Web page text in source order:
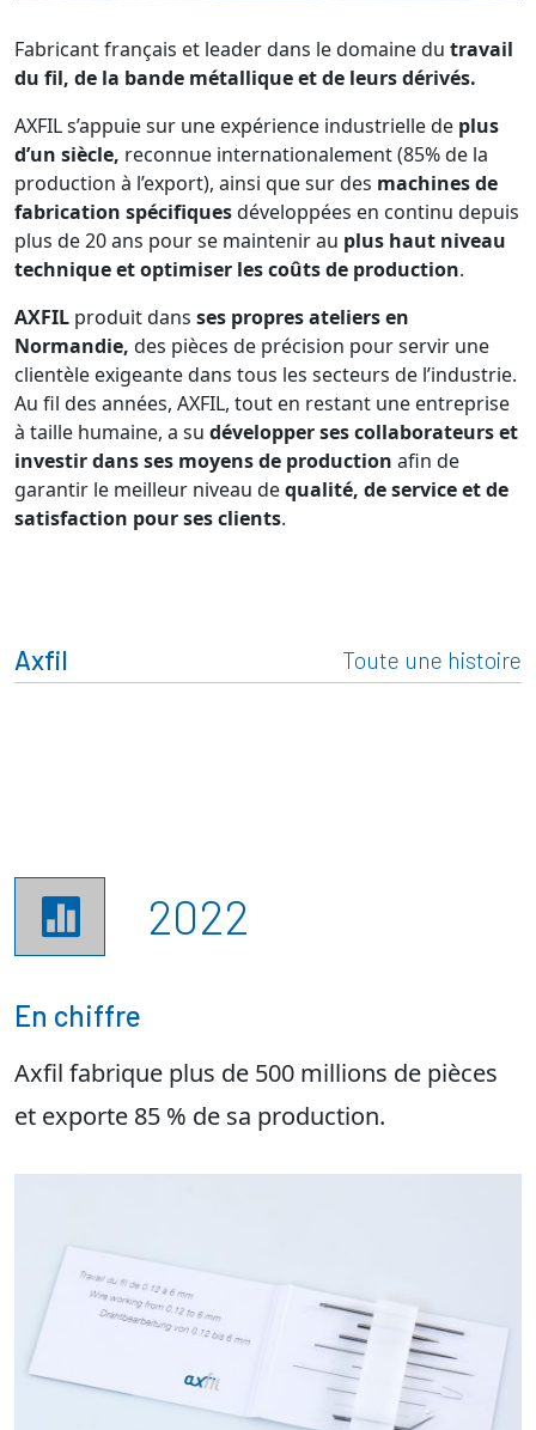
Fabricant français et leader dans le domaine du travail
du fil, de la bande métallique et de leurs dérivés.
AXFIL s’appuie sur une expérience industrielle de plus
d’un siècle, reconnue internationalement (85% de la
production à l’export), ainsi que sur des machines de
fabrication spécifiquesdéveloppées en continu depuis
plus de 20 ans pour se maintenir au plus haut niveau
technique et optimiser les coûts de production.
AXFIL produit dans ses propres ateliers en
Normandie, des pièces de précision pour servir une
clientèle exigeante dans tous les secteurs de l’industrie.
Au fil des années, AXFIL, tout en restant une entreprise
à taille humaine, a su développer ses collaborateurs et
investir dans ses moyens de production afin de
garantir le meilleur niveau dequalité, de service et de
satisfaction pour ses clients.
Axfil Toute une histoire
 2022
En chiffre
Axfil fabrique plus de 500 millions de pièces
et exporte 85 % de sa production.